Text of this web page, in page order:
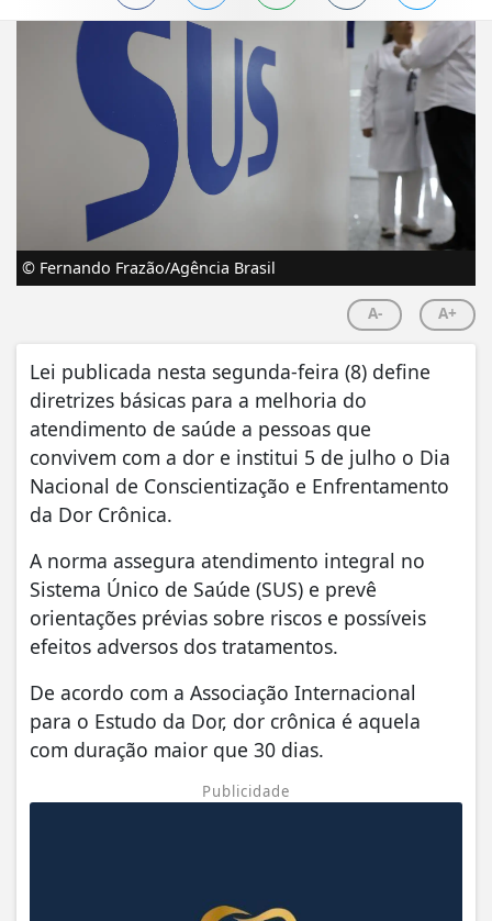
© Fernando Frazão/Agência Brasil
A- A+
Lei publicada nesta segunda-feira (8) define
diretrizes básicas para a melhoria do
atendimento de saúde a pessoas que
convivem com a dor e institui 5 de julho o Dia
Nacional de Conscientização e Enfrentamento
da Dor Crônica.
A norma assegura atendimento integral no
Sistema Único de Saúde (SUS) e prevê
orientações prévias sobre riscos e possíveis
efeitos adversos dos tratamentos.
De acordo com a Associação Internacional
para o Estudo da Dor, dor crônica é aquela
com duração maior que 30 dias.
Publicidade